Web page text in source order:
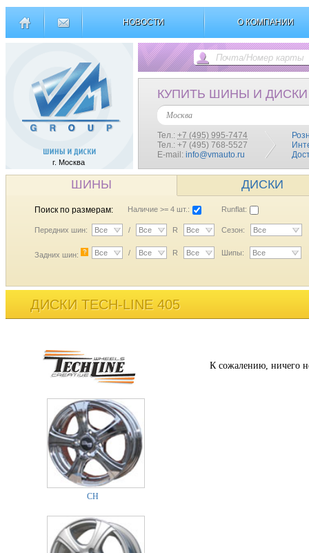
НОВОСТИ О КОМПАНИИ
г. Москва
КУПИТЬ ШИНЫ И ДИСКИ
Москва
Тел.: +7 (495) 995-7474
Тел.: +7 (495) 768-5527
E-mail: info@vmauto.ru
ШИНЫ ДИСКИ
Поиск по размерам: Наличие >= 4 шт.: Runflat:
Передних шин: Все / Все R Все Сезон: Все
Задних шин: ? Все / Все R Все Шипы: Все
ДИСКИ TECH-LINE 405
CH
К сожалению, ничего